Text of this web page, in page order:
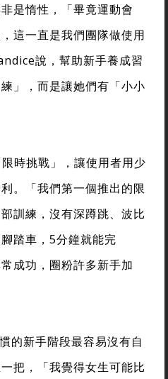
是惰性，「畢竟運動會
這一直是我們團隊做使用
說，幫助新手養成習
」，而是讓她們有「小小
時挑戰」，讓使用者用少
。「我們第一個推出的限
訓練，沒有深蹲跳、波比
踏車，5分鐘就能完
成功，圈粉許多新手加
的新手階段最容易沒有自
把，「我覺得女生可能比